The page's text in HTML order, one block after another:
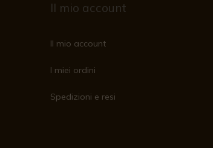
Il mio account
Il mio account
I miei ordini
Spedizioni e resi